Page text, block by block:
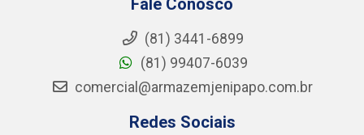
Fale Conosco
(81) 3441-6899
(81) 99407-6039
comercial@armazemjenipapo.com.br
Redes Sociais